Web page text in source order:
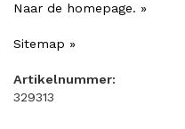
Naar de homepage. »
Sitemap »
Artikelnummer:
329313